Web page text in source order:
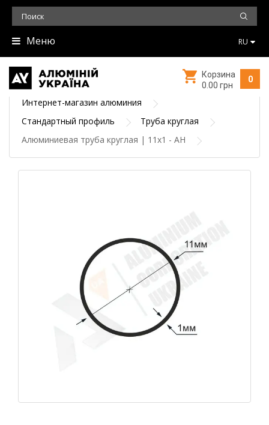
Меню RU
0
Корзина
0.00 грн
Интернет-магазин алюминия
Стандартный профиль
Труба круглая
Алюминиевая труба круглая | 11х1 - АН